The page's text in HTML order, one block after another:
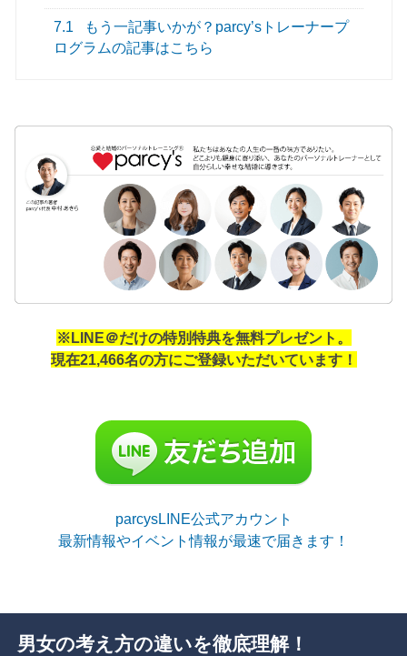
7.1
もう一記事いかが？parcy’sトレーナープ
ログラムの記事はこちら
※LINE＠だけの特別特典を無料プレゼント。
現在21,466名の方にご登録いただいています！
parcysLINE公式アカウント
最新情報やイベント情報が最速で届きます！
男女の考え方の違いを徹底理解！